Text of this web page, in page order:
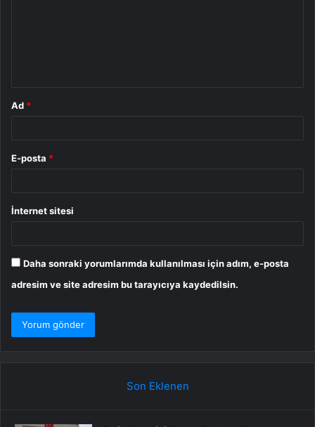
Ad *
E-posta *
İnternet sitesi
Daha sonraki yorumlarımda kullanılması için adım, e-posta
adresim ve site adresim bu tarayıcıya kaydedilsin.
Son Eklenen